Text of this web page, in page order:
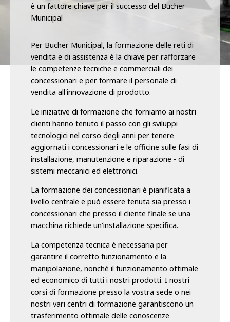
è un fattore chiave per il successo del Bucher
Municipal
Per Bucher Municipal, la formazione delle reti di
vendita e di assistenza è la chiave per rafforzare
le competenze tecniche e commerciali dei
concessionari e per formare il personale di
vendita all'innovazione di prodotto.
Le iniziative di formazione che forniamo ai nostri
clienti hanno tenuto il passo con gli sviluppi
tecnologici nel corso degli anni per tenere
aggiornati i concessionari e le officine sulle fasi di
installazione, manutenzione e riparazione - di
sistemi meccanici ed elettronici.
La formazione dei concessionari è pianificata a
livello centrale e può essere tenuta sia presso i
concessionari che presso il cliente finale se una
macchina richiede un'installazione specifica.
La competenza tecnica è necessaria per
garantire il corretto funzionamento e la
manipolazione, nonché il funzionamento ottimale
ed economico di tutti i nostri prodotti. I nostri
corsi di formazione presso la vostra sede o nei
nostri vari centri di formazione garantiscono un
trasferimento ottimale delle conoscenze